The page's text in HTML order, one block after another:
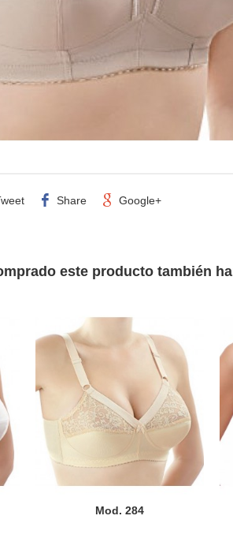
Share Google+
este producto también
Mod. 284